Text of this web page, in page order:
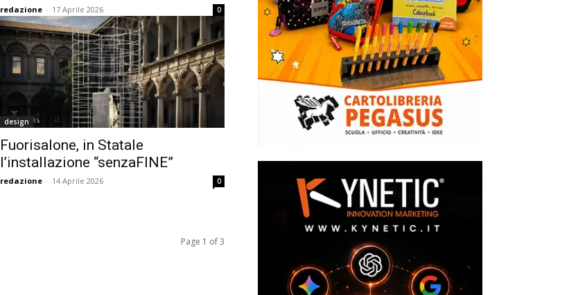
redazione - 17 Aprile 2026 0
design
Fuorisalone, in Statale
l’installazione “senzaFINE”
redazione - 14 Aprile 2026 0
Page 1 of 3